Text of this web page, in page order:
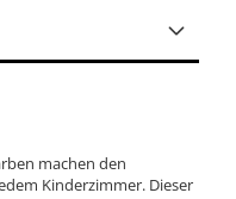
machen den
Kinderzimmer. Dieser